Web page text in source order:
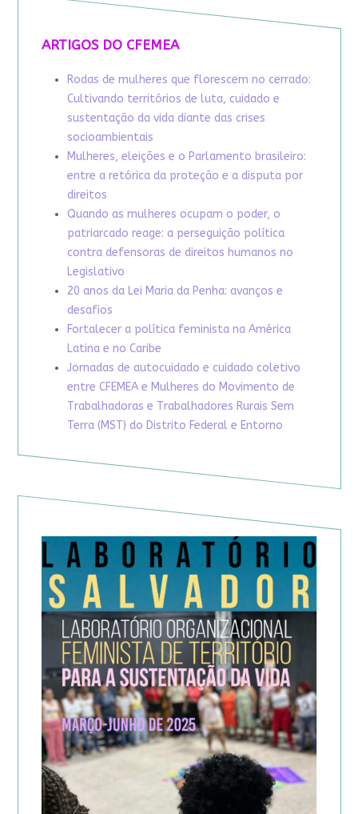
ARTIGOS DO CFEMEA
Rodas de mulheres que florescem no cerrado:
Cultivando territórios de luta, cuidado e
sustentação da vida diante das crises
socioambientais
Mulheres, eleições e o Parlamento brasileiro:
entre a retórica da proteção e a disputa por
direitos
Quando as mulheres ocupam o poder, o
patriarcado reage: a perseguição política
contra defensoras de direitos humanos no
Legislativo
20 anos da Lei Maria da Penha: avanços e
desafios
Fortalecer a política feminista na América
Latina e no Caribe
Jornadas de autocuidado e cuidado coletivo
entre CFEMEA e Mulheres do Movimento de
Trabalhadoras e Trabalhadores Rurais Sem
Terra (MST) do Distrito Federal e Entorno